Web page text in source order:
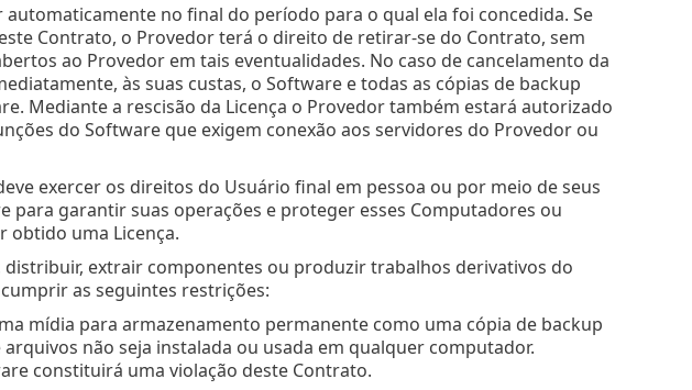
automaticamente no final do período para o qual ela foi concedida. Se
Contrato, o Provedor terá o direito de retirar-se do Contrato, sem
ao Provedor em tais eventualidades. No caso de cancelamento da
às suas custas, o Software e todas as cópias de backup
Mediante a rescisão da Licença o Provedor também estará autorizado
do Software que exigem conexão aos servidores do Provedor ou
exercer os direitos do Usuário final em pessoa ou por meio de seus
para garantir suas operações e proteger esses Computadores ou
obtido uma Licença.
distribuir, extrair componentes ou produzir trabalhos derivativos do
as seguintes restrições:
mídia para armazenamento permanente como uma cópia de backup
não seja instalada ou usada em qualquer computador.
constituirá uma violação deste Contrato.